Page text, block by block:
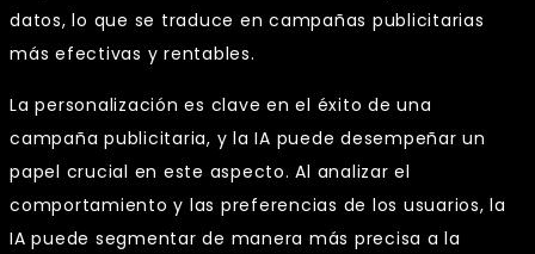
datos, lo que se traduce en campañas publicitarias
más efectivas y rentables.
La personalización es clave en el éxito de una
campaña publicitaria, y la IA puede desempeñar un
papel crucial en este aspecto. Al analizar el
comportamiento y las preferencias de los usuarios, la
IA puede segmentar de manera más precisa a la